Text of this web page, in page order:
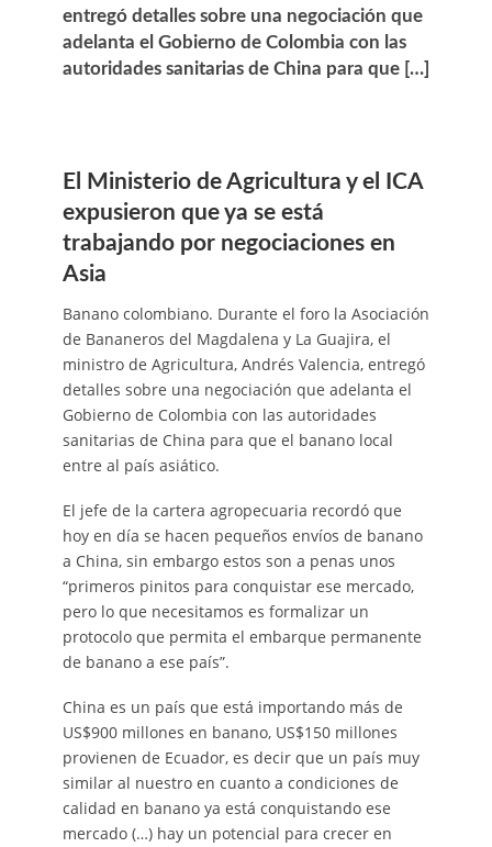
entregó detalles sobre una negociación que
adelanta el Gobierno de Colombia con las
autoridades sanitarias de China para que […]
El Ministerio de Agricultura y el ICA
expusieron que ya se está
trabajando por negociaciones en
Asia
Banano colombiano. Durante el foro la Asociación
de Bananeros del Magdalena y La Guajira, el
ministro de Agricultura, Andrés Valencia, entregó
detalles sobre una negociación que adelanta el
Gobierno de Colombia con las autoridades
sanitarias de China para que el banano local
entre al país asiático.
El jefe de la cartera agropecuaria recordó que
hoy en día se hacen pequeños envíos de banano
a China, sin embargo estos son a penas unos
“primeros pinitos para conquistar ese mercado,
pero lo que necesitamos es formalizar un
protocolo que permita el embarque permanente
de banano a ese país”.
China es un país que está importando más de
US$900 millones en banano, US$150 millones
provienen de Ecuador, es decir que un país muy
similar al nuestro en cuanto a condiciones de
calidad en banano ya está conquistando ese
mercado (…) hay un potencial para crecer en